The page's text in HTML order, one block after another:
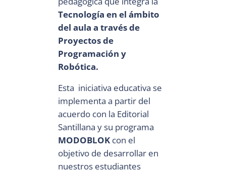
Tecnología en el ámbito
del aula a través de
Proyectos de
Programación y
Robótica.
Esta iniciativa educativa se
implementa a partir del
acuerdo con la Editorial
Santillana y su programa
MODOBLOK con el
objetivo de desarrollar en
nuestros estudiantes